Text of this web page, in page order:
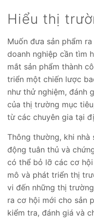
Hiểu thị
Muốn đưa sản phẩm
doanh nghiệp cần tìm
mắt sản phẩm thành
triển một chiến lược
như thử nghiệm, đánh
của thị trường mục
từ các chuyên gia tại
Thông thường, khi
động tuân thủ và
có thể bỏ lỡ các cơ
mô và phát triển thị
vi đến những thị
ra cơ hội mới cho sản
kiểm tra, đánh giá và